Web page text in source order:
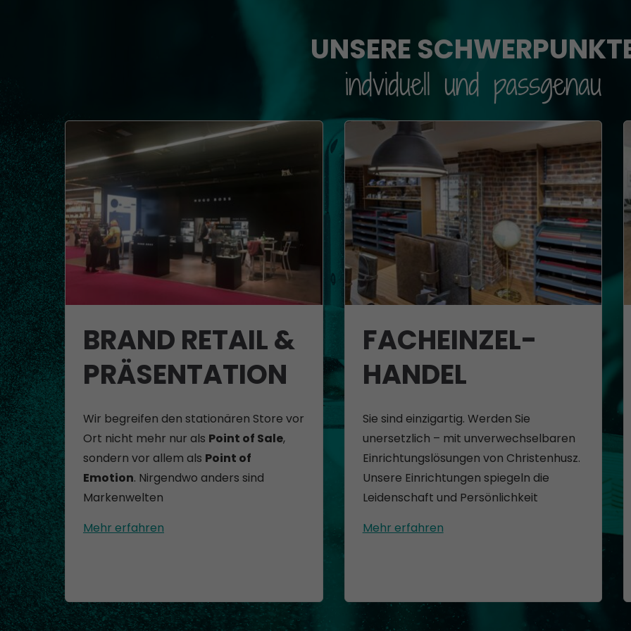
»
UNSERE
indviduell und passgenau
BRAND RETAIL &
PRÄSENTATION
Wir begreifen den stationären Store vor
Ort nicht mehr nur als Point of Sale,
sondern vor allem als Point of
Emotion. Nirgendwo anders sind
Markenwelten
Mehr erfahren
FACHEINZEL-
HANDEL
Sie sind einzigartig. Werden Sie
unersetzlich – mit unverwechselbaren
Einrichtungslösungen von Christenhusz.
Unsere Einrichtungen spiegeln die
Leidenschaft und Persönlichkeit
Mehr erfahren